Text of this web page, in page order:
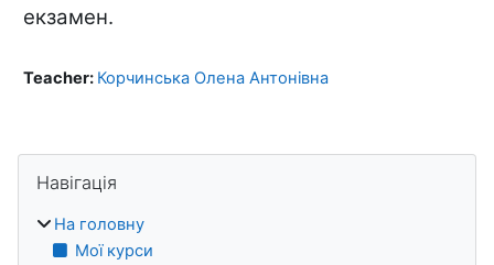
екзамен.
Teacher: Корчинська Олена Антонiвна
Блоки
Навігація
На головну
Мої курси